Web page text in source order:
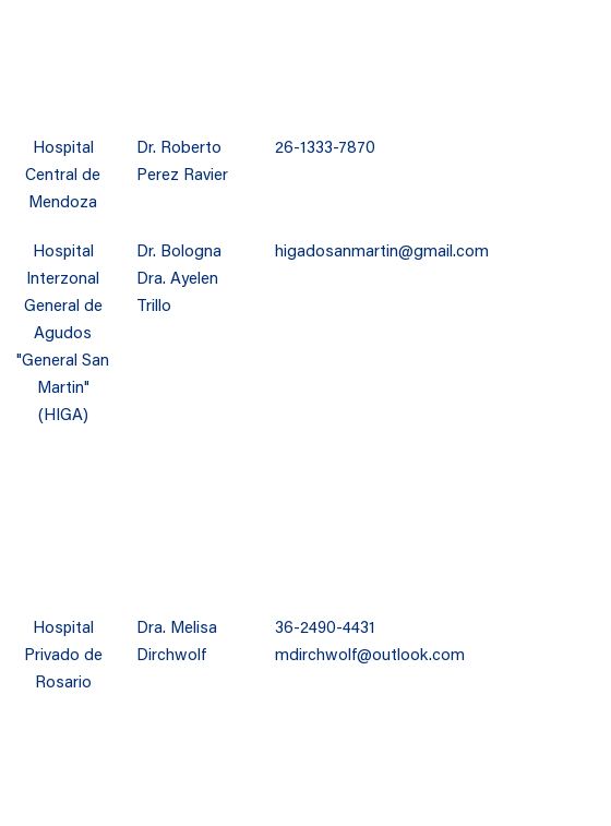
Hospital
Central de
Mendoza
Dr. Roberto
Perez Ravier
26-1333-7870
Hospital
Interzonal
General de
Agudos
"General San
Martin"
(HIGA)
Dr. Bologna
Dra. Ayelen
Trillo
higadosanmartin@gmail.com
Hospital
Privado de
Rosario
Dra. Melisa
Dirchwolf
36-2490-4431
mdirchwolf@outlook.com